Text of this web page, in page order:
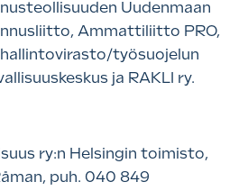
Uudenmaan
Ammattiliitto PRO,
työsuojelun
ja RAKLI ry.
ry:n Helsingin toimisto,
puh. 040 849